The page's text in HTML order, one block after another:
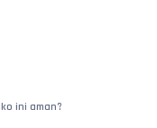
ini aman?